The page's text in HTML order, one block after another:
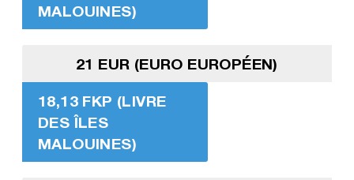
MALOUINES)
21 EUR (EURO EUROPÉEN)
18,13 FKP (LIVRE
DES ÎLES
MALOUINES)